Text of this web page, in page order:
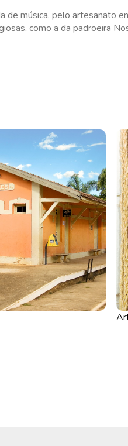
música, pelo artesanato
como a da padroeira